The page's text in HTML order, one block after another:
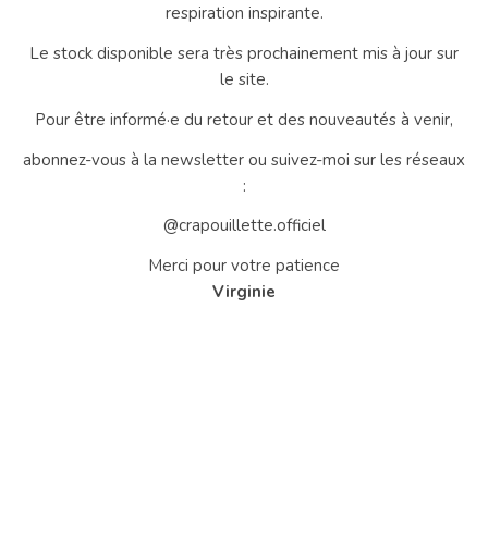
respiration inspirante.
Le stock disponible sera très prochainement mis à jour sur
le site.
Pour être informé·e du retour et des nouveautés à venir,
abonnez-vous à la newsletter ou suivez-moi sur les réseaux
:
@crapouillette.officiel
Merci pour votre patience
Virginie